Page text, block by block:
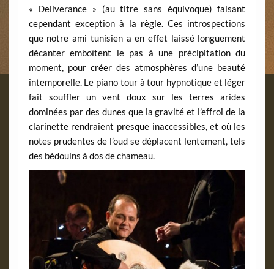
« Deliverance » (au titre sans équivoque) faisant
cependant exception à la règle. Ces introspections
que notre ami tunisien a en effet laissé longuement
décanter emboîtent le pas à une précipitation du
moment, pour créer des atmosphères d’une beauté
intemporelle. Le piano tour à tour hypnotique et léger
fait souffler un vent doux sur les terres arides
dominées par des dunes que la gravité et l’effroi de la
clarinette rendraient presque inaccessibles, et où les
notes prudentes de l’oud se déplacent lentement, tels
des bédouins à dos de chameau.